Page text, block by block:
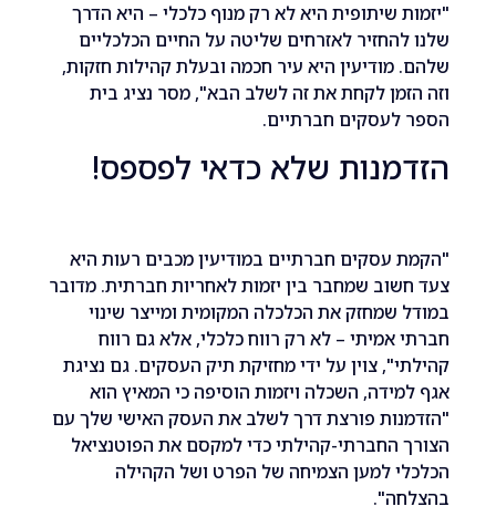
שיתופית היא לא רק מנוף כלכלי – היא הדרך
לאזרחים שליטה על החיים הכלכליים
היא עיר חכמה ובעלת קהילות חזקות,
לקחת את זה לשלב הבא", מסר נציג בית
חברתיים.
שלא כדאי לפספס!
חברתיים במודיעין מכבים רעות היא
שמחבר בין יזמות לאחריות חברתית. מדובר
שמחזק את הכלכלה המקומית ומייצר שינוי
אמיתי – לא רק רווח כלכלי, אלא גם רווח
צוין על ידי מחזיקת תיק העסקים. גם נציגת
השכלה ויזמות הוסיפה כי המאיץ הוא
פורצת דרך לשלב את העסק האישי שלך עם
החברתי-קהילתי כדי למקסם את הפוטנציאל
למען הצמיחה של הפרט ושל הקהילה